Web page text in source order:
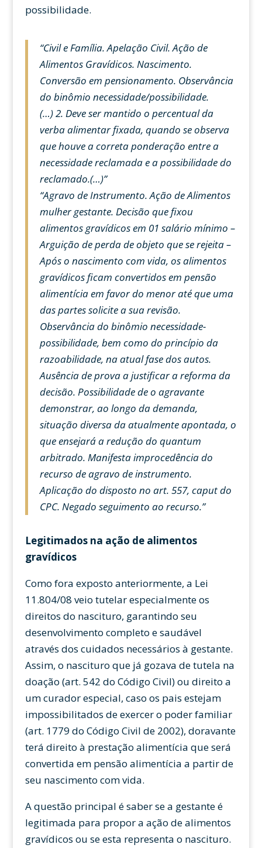
possibilidade.
“Civil e Família.Apelação Civil. Ação de
Alimentos Gravídicos. Nascimento.
Conversão em pensionamento. Observância
do binômio necessidade/possibilidade.
(…) 2. Deve ser mantido o percentual da
verba alimentar fixada, quando se observa
que houve a correta ponderação entre a
necessidade reclamada e a possibilidade do
reclamado.(…)”
“Agravo de Instrumento. Ação de Alimentos
mulher gestante. Decisão que fixou
alimentos gravídicos em 01 salário mínimo –
Arguição de perda de objeto que se rejeita –
Após o nascimento com vida, os alimentos
gravídicos ficam convertidos em pensão
alimentícia em favor do menor até que uma
das partes solicite a sua revisão.
Observância do binômio necessidade-
possibilidade, bem como do princípio da
razoabilidade, na atual fase dos autos.
Ausência de prova a justificar a reforma da
decisão. Possibilidade de o agravante
demonstrar, ao longo da demanda,
situação diversa da atualmente apontada, o
que ensejará a redução do quantum
arbitrado. Manifesta improcedência do
recurso de agravo de instrumento.
Aplicação do disposto no art. 557, caput do
CPC. Negado seguimento ao recurso.”
Legitimados na ação de alimentos
gravídicos
Como fora exposto anteriormente, a Lei
11.804/08 veio tutelar especialmente os
direitos do nascituro, garantindo seu
desenvolvimento completo e saudável
através dos cuidados necessários à gestante.
Assim, o nascituro que já gozava de tutela na
doação (art. 542 do Código Civil) ou direito a
um curador especial, caso os pais estejam
impossibilitados de exercer o poder familiar
(art. 1779 do Código Civil de 2002), doravante
terá direito à prestação alimentícia que será
convertida em pensão alimentícia a partir de
seu nascimento com vida.
A questão principal é saber se a gestante é
legitimada para propor a ação de alimentos
gravídicos ou se esta representa o nascituro.